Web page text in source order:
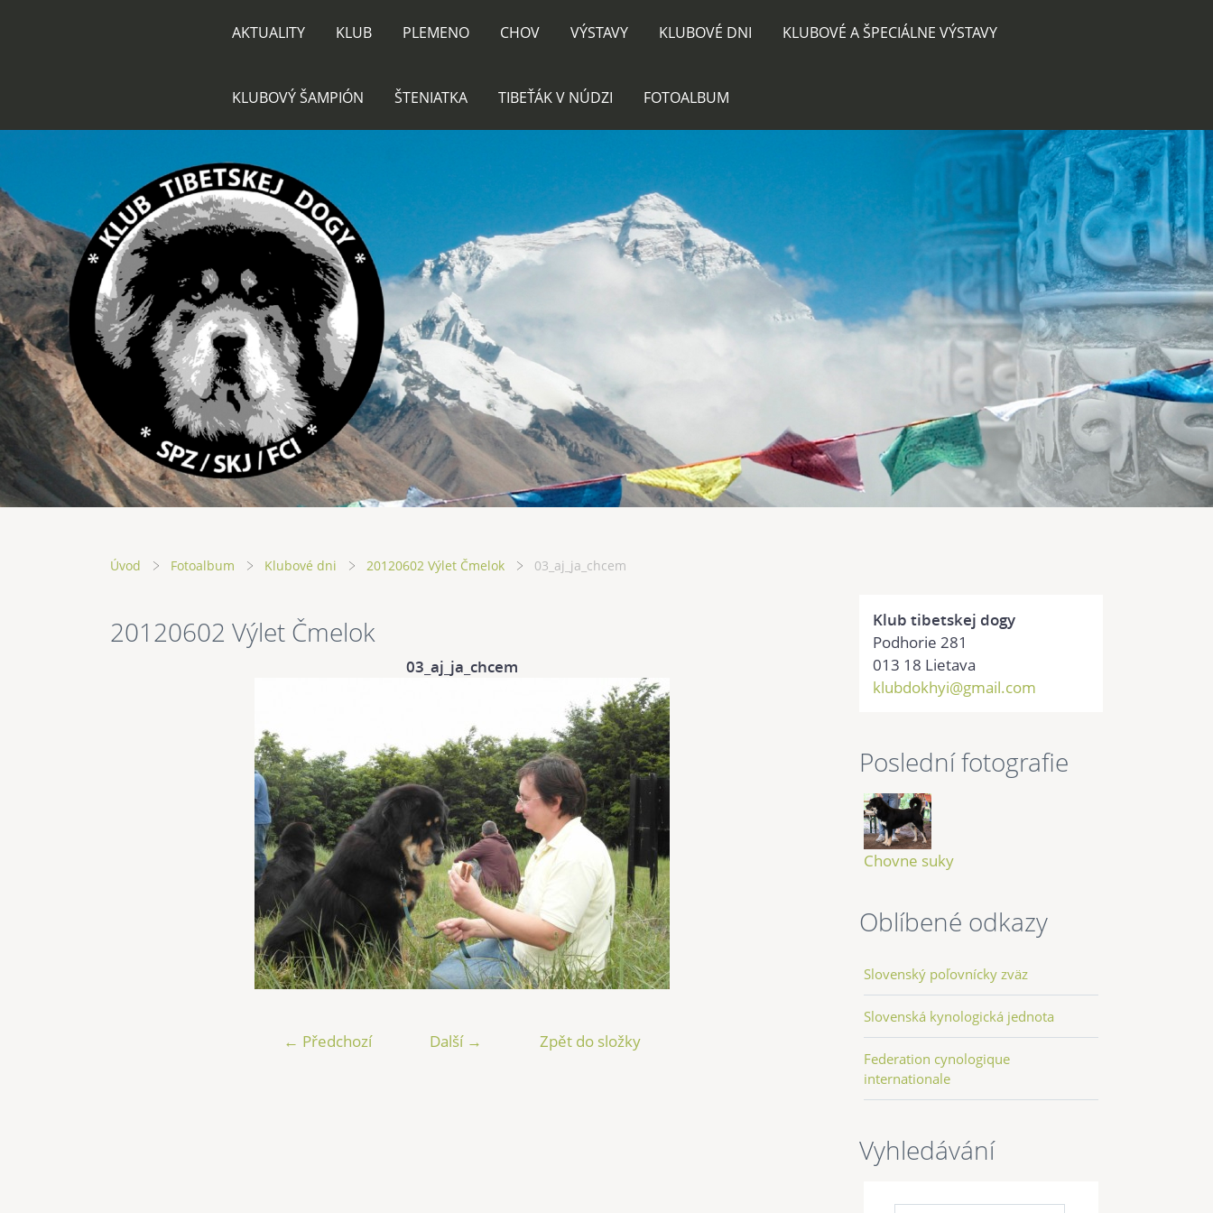
AKTUALITY KLUB PLEMENO CHOV VÝSTAVY KLUBOVÉ DNI KLUBOVÉ A ŠPECIÁLNE VÝSTAVY
KLUBOVÝ ŠAMPIÓN ŠTENIATKA TIBEŤÁK V NÚDZI FOTOALBUM
Úvod Fotoalbum Klubové dni 20120602 Výlet Čmelok 03_aj_ja_chcem
20120602 Výlet Čmelok
03_aj_ja_chcem
← Předchozí Další → Zpět do složky
Klub tibetskej dogy
Podhorie 281
013 18 Lietava
klubdokhyi@gmail.com
Poslední fotografie
Chovne suky
Oblíbené odkazy
Slovenský poľovnícky zväz
Slovenská kynologická jednota
Federation cynologique
internationale
Vyhledávání